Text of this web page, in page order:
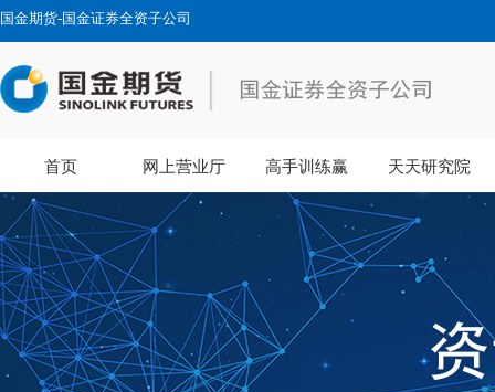
国金期货-国金证券全资子公司
首页 网上营业厅 高手训练赢 天天研究院